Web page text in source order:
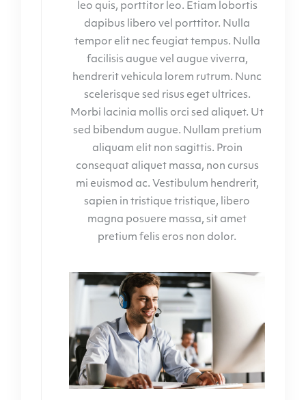
leo quis, porttitor leo. Etiam lobortis
dapibus libero vel porttitor. Nulla
tempor elit nec feugiat tempus. Nulla
facilisis augue vel augue viverra,
hendrerit vehicula lorem rutrum. Nunc
scelerisque sed risus eget ultrices.
Morbi lacinia mollis orci sed aliquet. Ut
sed bibendum augue. Nullam pretium
aliquam elit non sagittis. Proin
consequat aliquet massa, non cursus
mi euismod ac. Vestibulum hendrerit,
sapien in tristique tristique, libero
magna posuere massa, sit amet
pretium felis eros non dolor.